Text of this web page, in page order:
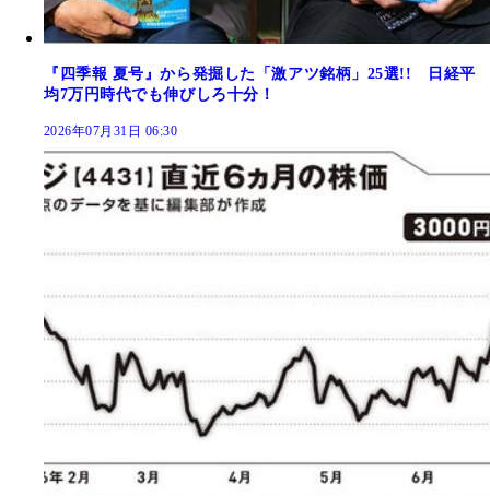
『四季報 夏号』から発掘した「激アツ銘柄」25選!! 日経平
均7万円時代でも伸びしろ十分！
2026年07月31日 06:30